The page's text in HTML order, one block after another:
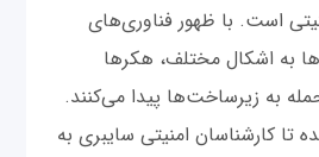
است. با ظهور فناوری‌های
به اشکال مختلف، هکرها
به زیرساخت‌ها پیدا می‌کنند.
کارشناسان امنیتی سایبری به